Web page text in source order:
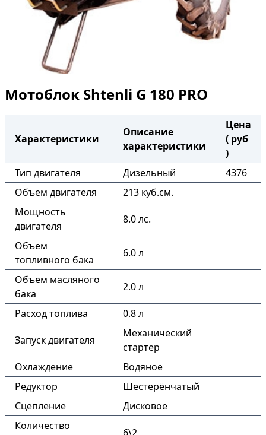
Мотоблок Shtenli G 180 PRO
Характеристики
Описание
характеристики
Цена
( руб
)
Тип двигателя
Дизельный
4376
Объем двигателя
213 куб.см.
Мощность
двигателя
8.0 лс.
Объем
топливного бака
6.0 л
Объем масляного
бака
2.0 л
Расход топлива 0.8 л
Запуск двигателя
Механический
стартер
Охлаждение
Водяное
Редуктор
Шестерёнчатый
Сцепление
Дисковое
Количество